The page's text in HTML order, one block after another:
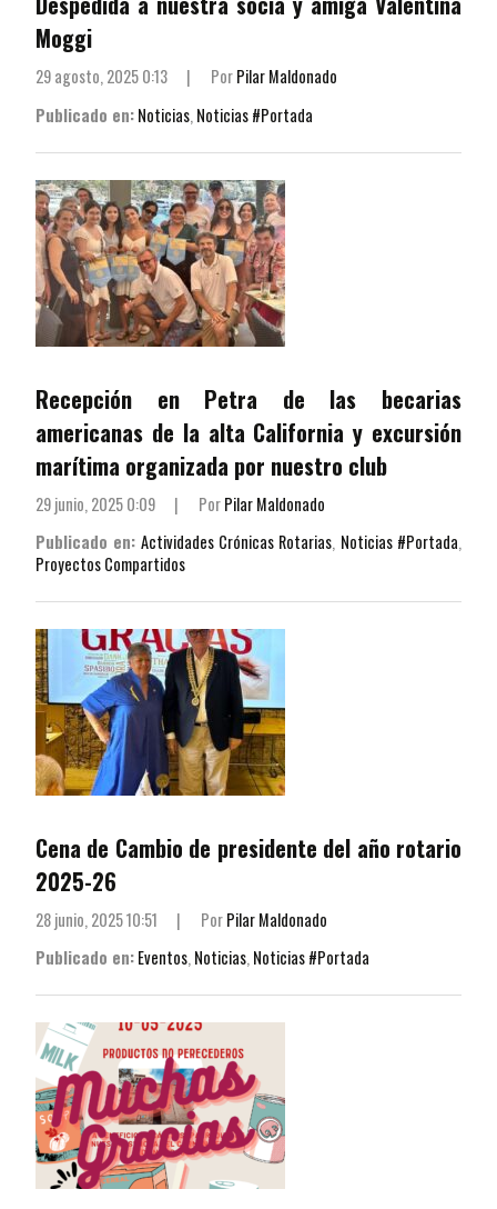
Moggi
29 agosto, 2025 0:13 | PorPilar Maldonado
Publicado en:Noticias, Noticias #Portada
Recepción en Petra de las becarias
americanas de la alta California y excursión
marítima organizada por nuestro club
29 junio, 2025 0:09 | PorPilar Maldonado
Publicado en: Actividades Crónicas Rotarias, Noticias #Portada,
Proyectos Compartidos
Cena de Cambio de presidente del año rotario
2025-26
28 junio, 2025 10:51 | PorPilar Maldonado
Publicado en:Eventos, Noticias, Noticias #Portada